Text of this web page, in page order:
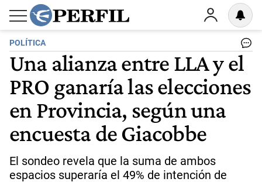
POLÍTICA
Una alianza entre LLA y el
PRO ganaría las elecciones
en Provincia, según una
encuesta de Giacobbe
El sondeo revela que la suma de ambos
espacios superaría el 49% de intención de